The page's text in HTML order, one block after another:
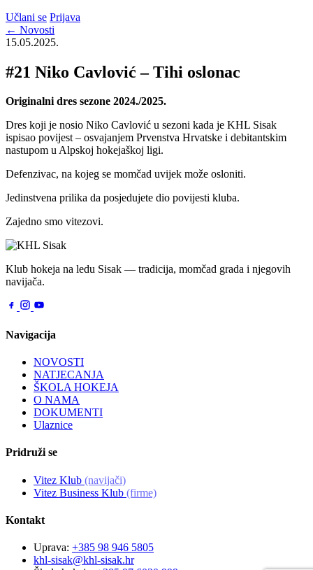
Učlani se Prijava
← Novosti
15.05.2025.
#21 Niko Cavlović – Tihi oslonac
Originalni dres sezone 2024./2025.
Dres koji je nosio Niko Cavlović u sezoni kada je KHL Sisak
ispisao povijest – osvajanjem Prvenstva Hrvatske i debitantskim
nastupom u Alpskoj hokejaškoj ligi.
Defenzivac, na kojeg se momčad uvijek može osloniti.
Jedinstvena prilika da posjedujete dio povijesti kluba.
Zajedno smo vitezovi.
Klub hokeja na ledu Sisak — tradicija, momčad grada i njegovih
navijača.
Navigacija
NOVOSTI
NATJECANJA
ŠKOLA HOKEJA
O NAMA
DOKUMENTI
Ulaznice
Pridruži se
Vitez Klub (navijači)
Vitez Business Klub (firme)
Kontakt
Uprava: +385 98 946 5805
khl-sisak@khl-sisak.hr